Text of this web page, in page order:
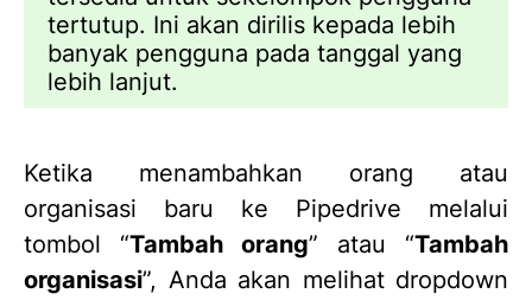
tertutup. Ini akan dirilis kepada lebih
banyak pengguna pada tanggal yang
lebih lanjut.
Ketika menambahkan orang atau
organisasi baru ke Pipedrive melalui
tombol “Tambah orang” atau “Tambah
organisasi”, Anda akan melihat dropdown